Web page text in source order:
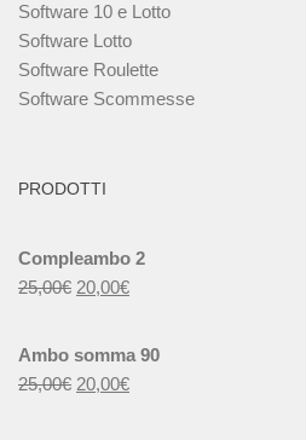
Software 10 e Lotto
Software Lotto
Software Roulette
Software Scommesse
PRODOTTI
Compleambo 2
25,00€ 20,00€
Ambo somma 90
25,00€ 20,00€